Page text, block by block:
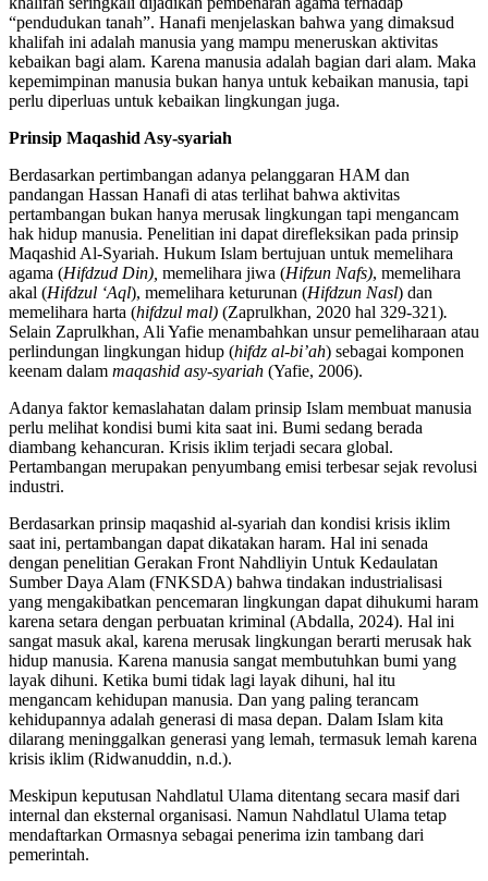
“pendudukan tanah”. Hanafi menjelaskan bahwa yang dimaksud
khalifah ini adalah manusia yang mampu meneruskan aktivitas
kebaikan bagi alam. Karena manusia adalah bagian dari alam. Maka
kepemimpinan manusia bukan hanya untuk kebaikan manusia, tapi
perlu diperluas untuk kebaikan lingkungan juga.
Prinsip Maqashid Asy-syariah
Berdasarkan pertimbangan adanya pelanggaran HAM dan
pandangan Hassan Hanafi di atas terlihat bahwa aktivitas
pertambangan bukan hanya merusak lingkungan tapi mengancam
hak hidup manusia. Penelitian ini dapat direfleksikan pada prinsip
Maqashid Al-Syariah. Hukum Islam bertujuan untuk memelihara
agama (Hifdzud Din), memelihara jiwa (Hifzun Nafs), memelihara
akal (Hifdzul ‘Aql), memelihara keturunan (Hifdzun Nasl) dan
memelihara harta (hifdzul mal) (Zaprulkhan, 2020 hal 329-321).
Selain Zaprulkhan, Ali Yafie menambahkan unsur pemeliharaan atau
perlindungan lingkungan hidup (hifdz al-bi’ah) sebagai komponen
keenam dalam maqashid asy-syariah (Yafie, 2006).
Adanya faktor kemaslahatan dalam prinsip Islam membuat manusia
perlu melihat kondisi bumi kita saat ini. Bumi sedang berada
diambang kehancuran. Krisis iklim terjadi secara global.
Pertambangan merupakan penyumbang emisi terbesar sejak revolusi
industri.
Berdasarkan prinsip maqashid al-syariah dan kondisi krisis iklim
saat ini, pertambangan dapat dikatakan haram. Hal ini senada
dengan penelitian Gerakan Front Nahdliyin Untuk Kedaulatan
Sumber Daya Alam (FNKSDA) bahwa tindakan industrialisasi
yang mengakibatkan pencemaran lingkungan dapat dihukumi haram
karena setara dengan perbuatan kriminal (Abdalla, 2024). Hal ini
sangat masuk akal, karena merusak lingkungan berarti merusak hak
hidup manusia. Karena manusia sangat membutuhkan bumi yang
layak dihuni. Ketika bumi tidak lagi layak dihuni, hal itu
mengancam kehidupan manusia. Dan yang paling terancam
kehidupannya adalah generasi di masa depan. Dalam Islam kita
dilarang meninggalkan generasi yang lemah, termasuk lemah karena
krisis iklim (Ridwanuddin, n.d.).
Meskipun keputusan Nahdlatul Ulama ditentang secara masif dari
internal dan eksternal organisasi. Namun Nahdlatul Ulama tetap
mendaftarkan Ormasnya sebagai penerima izin tambang dari
pemerintah.